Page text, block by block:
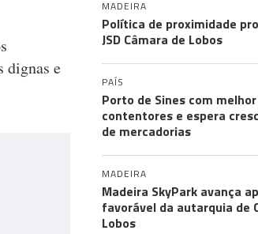
dignas e
MADEIRA
Política de proximidade
JSD Câmara de Lobos
PAÍS
Porto de Sines com
contentores e espera
de mercadorias
MADEIRA
Madeira SkyPark avança
favorável da autarquia de
Lobos